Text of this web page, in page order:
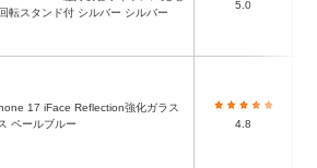
転スタンド付 シルバー シルバー
5.0
ペールブルー
4.8